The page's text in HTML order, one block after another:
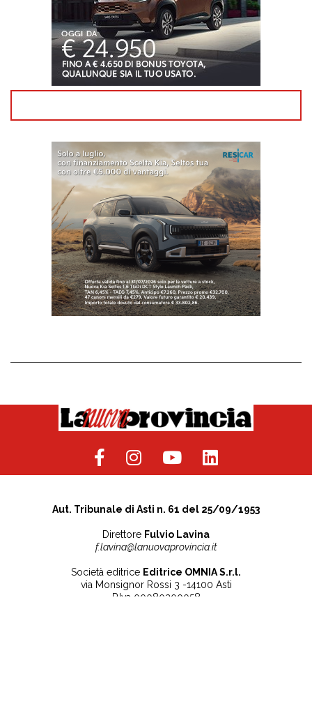
Aut. Tribunale di Asti n. 61 del 25/09/1953
Direttore Fulvio Lavina
f.lavina@lanuovaprovincia.it
Società editrice Editrice OMNIA S.r.l.
via Monsignor Rossi 3 -14100 Asti
P.Iva 00080200058